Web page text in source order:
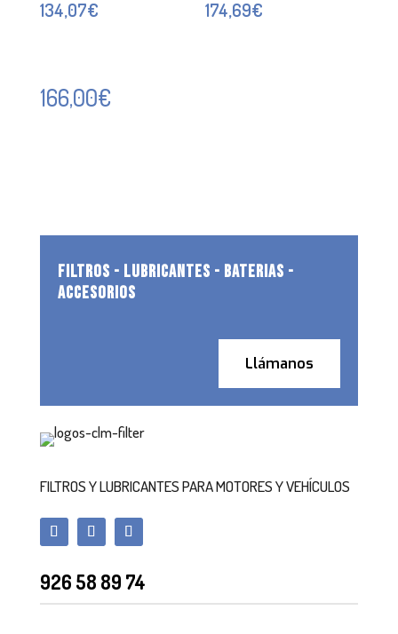
134,07€ 174,69€
166,00€
FILTROS - LUBRICANTES - BATERIAS -
ACCESORIOS
Llámanos
FILTROS Y LUBRICANTES PARA MOTORES Y VEHÍCULOS
926 58 89 74